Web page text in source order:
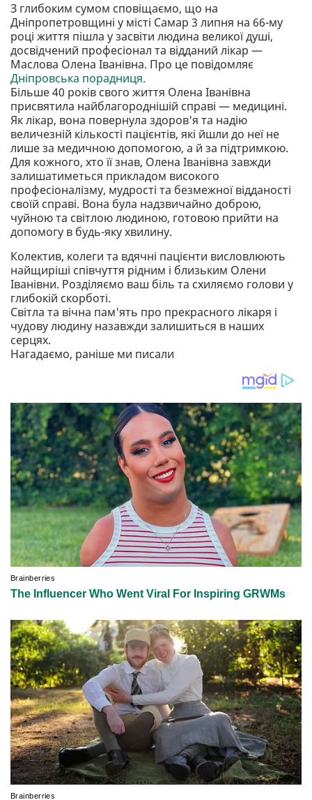
З глибоким сумом сповіщаємо, що на
Дніпропетровщині у місті Самар 3 липня на 66-му
році життя пішла у засвіти людина великої душі,
досвідчений професіонал та відданий лікар —
Маслова Олена Іванівна. Про це повідомляє
Дніпровська порадниця.
Більше 40 років свого життя Олена Іванівна
присвятила найблагороднішій справі — медицині.
Як лікар, вона повернула здоров'я та надію
величезній кількості пацієнтів, які йшли до неї не
лише за медичною допомогою, а й за підтримкою.
Для кожного, хто її знав, Олена Іванівна завжди
залишатиметься прикладом високого
професіоналізму, мудрості та безмежної відданості
своїй справі. Вона була надзвичайно доброю,
чуйною та світлою людиною, готовою прийти на
допомогу в будь-яку хвилину.
Колектив, колеги та вдячні пацієнти висловлюють
найщиріші співчуття рідним і близьким Олени
Іванівни. Розділяємо ваш біль та схиляємо голови у
глибокій скорботі.
Світла та вічна пам'ять про прекрасного лікаря і
чудову людину назавжди залишиться в наших
серцях.
Нагадаємо, раніше ми писали